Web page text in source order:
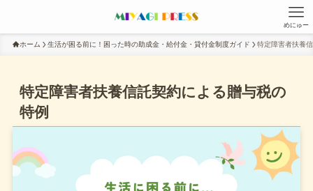
X Threads
Instagram
test
めにゅー
ホーム 生活が困る前に！困った時の助成金・給付金・貸付金制度ガイド 特定障害者扶養
特定障害者扶養信託契約による贈与税の
特例